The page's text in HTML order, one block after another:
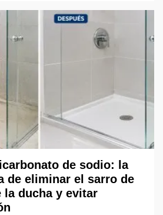
de sodio: la
de eliminar el sarro de
la ducha y evitar